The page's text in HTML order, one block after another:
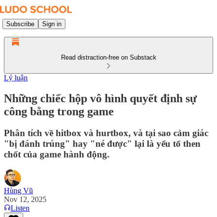
Subscribe Sign in
Read distraction-free on Substack
Lý luận
Những chiếc hộp vô hình quyết định sự
công bằng trong game
Phân tích về hitbox và hurtbox, và tại sao cảm giác
"bị đánh trúng" hay "né được" lại là yếu tố then
chốt của game hành động.
Hùng Vũ
Nov 12, 2025
Listen